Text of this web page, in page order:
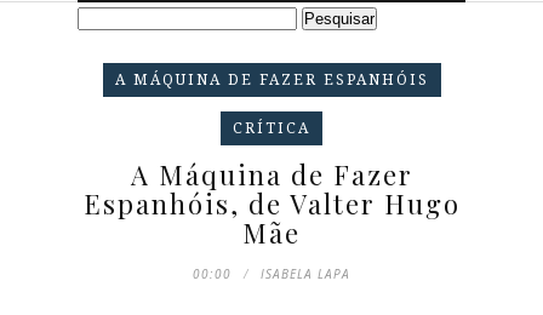
A MÁQUINA DE FAZER ESPANHÓIS
CRÍTICA
A Máquina de Fazer
Espanhóis, de Valter Hugo
Mãe
00:00 ISABELA LAPA